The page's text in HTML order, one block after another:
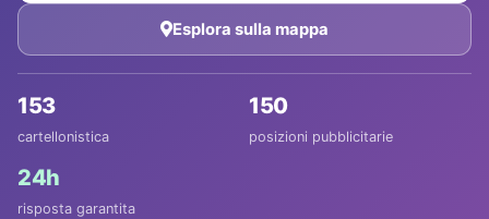
Esplora sulla mappa
153
cartellonistica
150
posizioni pubblicitarie
24h
risposta garantita